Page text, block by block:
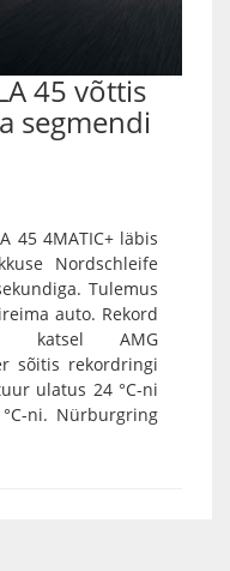
45 võttis
segmendi
45 4MATIC+ läbis
Nordschleife
Tulemus
auto. Rekord
katsel AMG
sõitis rekordringi
ulatus 24 °C-ni
ni. Nürburgring